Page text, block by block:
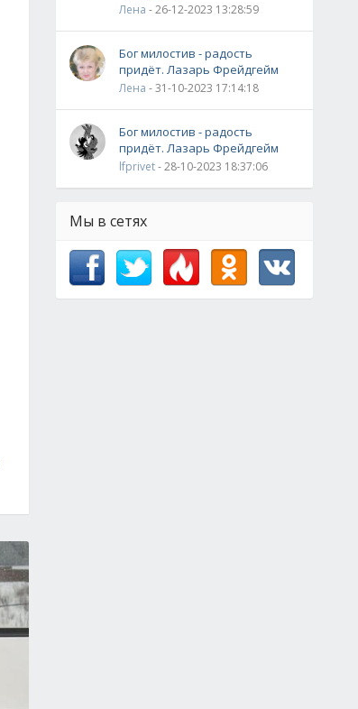
Лена - 26-12-2023 13:28:59
Бог милостив - радость
придёт. Лазарь Фрейдгейм
Лена - 31-10-2023 17:14:18
Бог милостив - радость
придёт. Лазарь Фрейдгейм
lfprivet- 28-10-2023 18:37:06
Мы в сетях